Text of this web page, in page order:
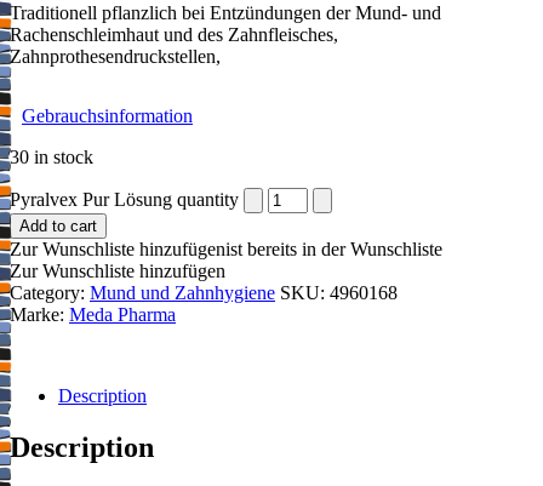
Traditionell pflanzlich bei Entzündungen der Mund- und
Rachenschleimhaut und des Zahnfleisches,
Zahnprothesendruckstellen,
Gebrauchsinformation
30 in stock
Pyralvex Pur Lösung quantity
Add to cart
Zur Wunschliste hinzufügenist bereits in der Wunschliste
Zur Wunschliste hinzufügen
Category: Mund und Zahnhygiene SKU: 4960168
Marke: Meda Pharma
Description
Description